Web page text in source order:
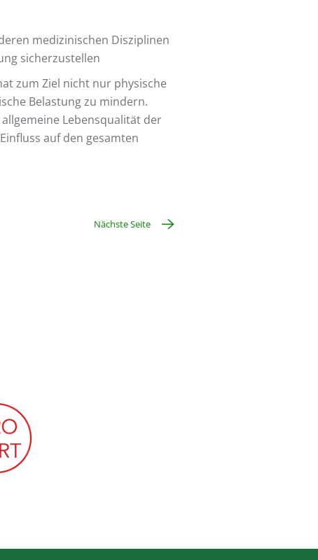
medizinischen Disziplinen
sicherzustellen
zum Ziel nicht nur physische
Belastung zu mindern.
Lebensqualität der
auf den gesamten
Nächste Seite